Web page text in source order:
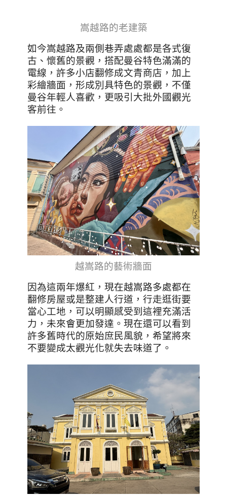
嵩越路的老建築
如今嵩越路及兩側巷弄處處都是各式復
古、懷舊的景觀，搭配曼谷特色滿滿的
電線，許多小店翻修成文青商店，加上
彩繪牆面，形成別具特色的景觀，不僅
曼谷年輕人喜歡，更吸引大批外國觀光
客前往。
越嵩路的藝術牆面
因為這兩年爆紅，現在越嵩路多處都在
翻修房屋或是整建人行道，行走逛街要
當心工地，可以明顯感受到這裡充滿活
力，未來會更加發達。現在還可以看到
許多舊時代的原始庶民風貌，希望將來
不要變成太觀光化就失去味道了。